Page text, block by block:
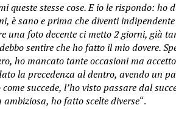
stesse cose. E io le rispondo: ho
è sano e prima che diventi
una foto decente ci metto 2 giorni, già
sentire che ho fatto il mio dovere.
ho mancato tante occasioni ma
la precedenza al dentro, avendo un
succede, l’ho visto passare dal
ho fatto scelte diverse“.